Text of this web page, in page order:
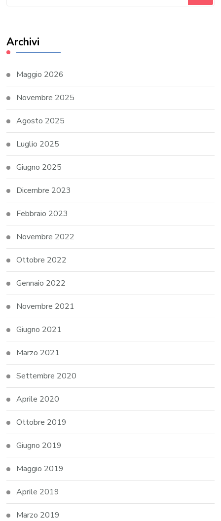
Archivi
Maggio 2026
Novembre 2025
Agosto 2025
Luglio 2025
Giugno 2025
Dicembre 2023
Febbraio 2023
Novembre 2022
Ottobre 2022
Gennaio 2022
Novembre 2021
Giugno 2021
Marzo 2021
Settembre 2020
Aprile 2020
Ottobre 2019
Giugno 2019
Maggio 2019
Aprile 2019
Marzo 2019